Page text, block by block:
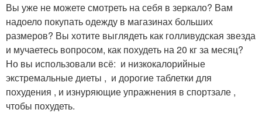
Вы уже не можете смотреть на себя в зеркало? Вам
надоело покупать одежду в магазинах больших
размеров? Вы хотите выглядеть как голливудская звезда
и мучаетесь вопросом, как похудеть на 20 кг за месяц?
Но вы использовали всё: и низкокалорийные
экстремальные диеты , и дорогие таблетки для
похудения , и изнуряющие упражнения в спортзале ,
чтобы похудеть.